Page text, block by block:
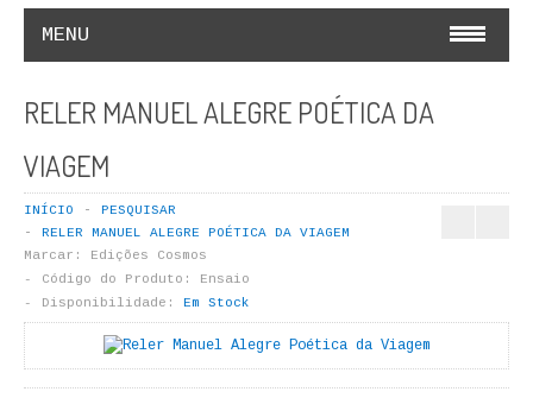
MENU
COLEÇÃO APRENDE A COLORIR
LIVROS DE PINTAR
INFANTO - JUVENIL
ANTROPOLOGIA E SOCIOLOGIA
RELER MANUEL ALEGRE POÉTICA DA
VIAGEM
INÍCIO
PESQUISAR
RELER MANUEL ALEGRE POÉTICA DA VIAGEM
Marcar:
Edições Cosmos
Código do Produto:
Ensaio
Disponibilidade:
Em Stock